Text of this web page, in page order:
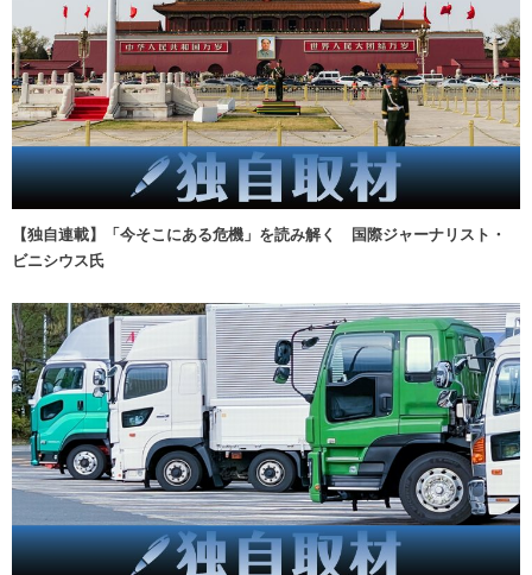
【独自連載】「今そこにある危機」を読み解く 国際ジャーナリスト・
ビニシウス氏